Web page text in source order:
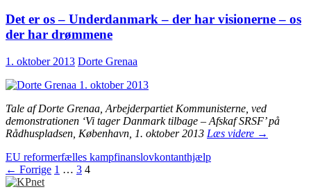
i
Det er os – Underdanmark – der har visionerne – os
der har drømmene
1. oktober 2013 Dorte Grenaa
Tale af Dorte Grenaa, Arbejderpartiet Kommunisterne, ved
demonstrationen ‘Vi tager Danmark tilbage – Afskaf SRSF’ på
Rådhuspladsen, København, 1. oktober 2013 Læs videre Det
→
EU reformerfælles kampfinanslovkontanthjælp
Indlægsnavigation
← Forrige 1 … 3 4